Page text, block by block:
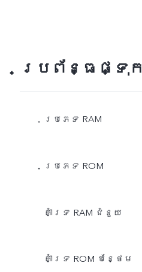
ប្រព័ន្ធផ្ទុក
ប្រភេទ RAM
ប្រភេទ ROM
គាំទ្រ RAM ជំនួយ
គាំទ្រ ROM បន្ថែម